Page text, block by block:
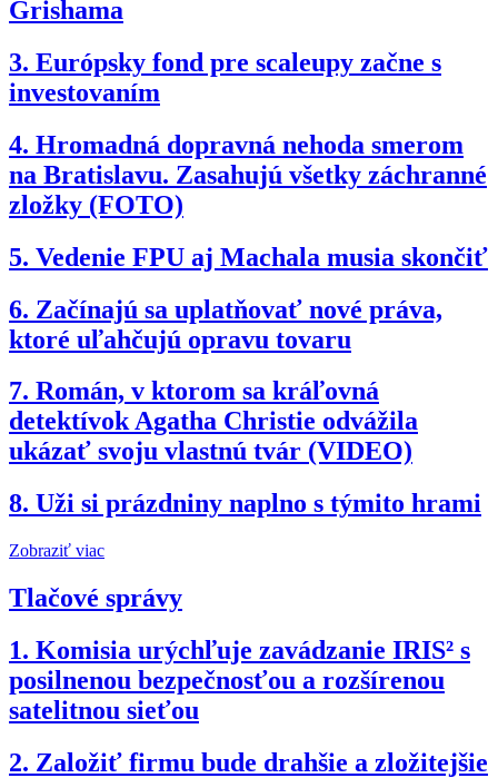
Grishama
3. Európsky fond pre scaleupy začne s
investovaním
4. Hromadná dopravná nehoda smerom
na Bratislavu. Zasahujú všetky záchranné
zložky (FOTO)
5. Vedenie FPU aj Machala musia skončiť
6. Začínajú sa uplatňovať nové práva,
ktoré uľahčujú opravu tovaru
7. Román, v ktorom sa kráľovná
detektívok Agatha Christie odvážila
ukázať svoju vlastnú tvár (VIDEO)
8. Uži si prázdniny naplno s týmito hrami
Zobraziť viac
Tlačové správy
1. Komisia urýchľuje zavádzanie IRIS² s
posilnenou bezpečnosťou a rozšírenou
satelitnou sieťou
2. Založiť firmu bude drahšie a zložitejšie